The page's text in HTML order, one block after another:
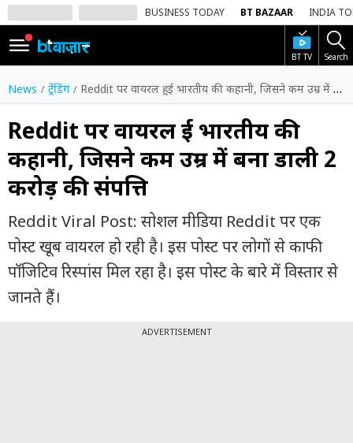
BUSINESS TODAY BT BAZAAR INDIA
BT TV Search
SIGN
IN
Dark
Mode
होम
शेयर
बाज़ार
वीडियो
ट्रेंडिंग
News ट्रेंडिंग Reddit पर वायरल हुई भारतीय की कहानी, जिसने कम उम्र में बना डाली 2 करोड़ की संपत्ति
Reddit पर वायरल हुई भारतीय की
कहानी, जिसने कम उम्र में बना डाली 2
करोड़ की संपत्ति
Reddit Viral Post: सोशल मीडिया Reddit पर एक
पोस्ट खूब वायरल हो रही है। इस पोस्ट पर लोगों से काफी
पॉजिटिव रिस्पांस मिल रहा है। इस पोस्ट के बारे में विस्तार से
जानते हैं।
ADVERTISEMENT